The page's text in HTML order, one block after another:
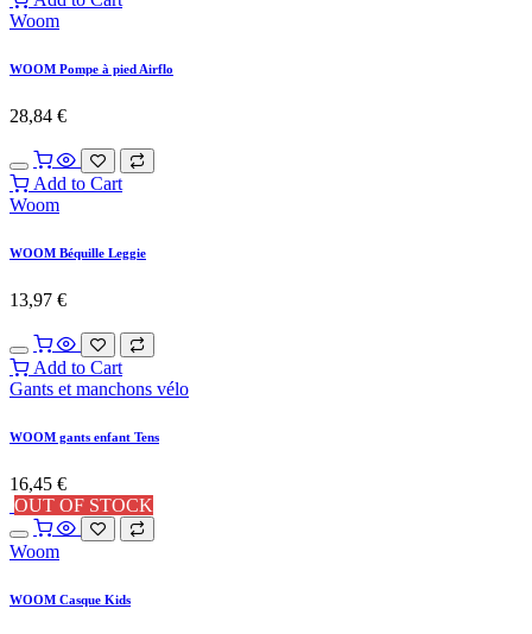
Woom
WOOM Pompe à pied Airflo
28,84 €
Add to Cart
Woom
WOOM Béquille Leggie
13,97 €
Add to Cart
Gants et manchons vélo
WOOM gants enfant Tens
16,45 €
OUT OF STOCK
Woom
WOOM Casque Kids